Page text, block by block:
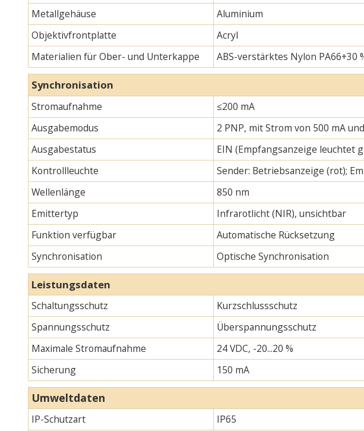
Metallgehäuse
Aluminium
Objektivfrontplatte
Acryl
Materialien für Ober- und Unterkappe
ABS-verstärktes Nylon PA66+30
Synchronisation
Stromaufnahme
≤200 mA
Ausgabemodus
2 PNP, mit Strom von 500 mA
Ausgabestatus
EIN (Empfangsanzeige leuchtet
Kontrollleuchte
Sender: Betriebsanzeige (rot);
Wellenlänge
850 nm
Emittertyp
Infrarotlicht (NIR), unsichtbar
Funktion verfügbar
Automatische Rücksetzung
Synchronisation
Optische Synchronisation
Leistungsdaten
Schaltungsschutz
Kurzschlussschutz
Spannungsschutz
Überspannungsschutz
Maximale Stromaufnahme
24 VDC, -20...20 %
Sicherung
150 mA
Umweltdaten
IP-Schutzart
IP65